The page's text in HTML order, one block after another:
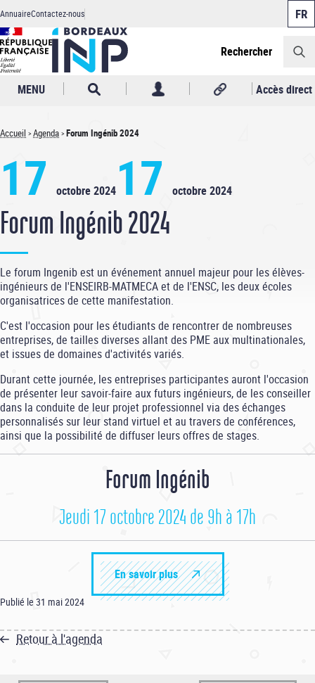
Aller
au
contenu
principal
Header
AnnuaireContactez-nous
Rechercher
MENU Accès direct
Fil
d'Ariane
Accueil Agenda Forum Ingénib 2024
17 octobre 2024 17 octobre 2024
Forum Ingénib 2024
Le forum Ingenib est un événement annuel majeur pour les élèves-
ingénieurs de l'ENSEIRB-MATMECA et de l'ENSC, les deux écoles
organisatrices de cette manifestation.
C'est l'occasion pour les étudiants de rencontrer de nombreuses
entreprises, de tailles diverses allant des PME aux multinationales,
et issues de domaines d'activités variés.
Durant cette journée, les entreprises participantes auront l'occasion
de présenter leur savoir-faire aux futurs ingénieurs, de les conseiller
dans la conduite de leur projet professionnel via des échanges
personnalisés sur leur stand virtuel et au travers de conférences,
ainsi que la possibilité de diffuser leurs offres de stages.
Forum Ingénib
Jeudi 17 octobre 2024 de 9h à 17h
En savoir plus
Publié le 31 mai 2024
Retour à l'agenda
Panneau de gestion des cookies